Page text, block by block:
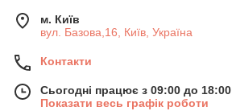
м. Київ
вул. Базова,16, Київ, Україна
Контакти
Сьогодні працює з 09:00 до 18:00
Показати весь графік роботи